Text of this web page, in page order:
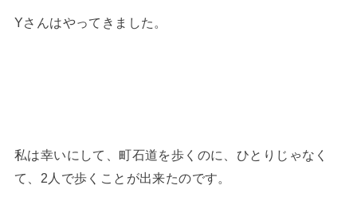
Yさんはやってきました。
私は幸いにして、町石道を歩くのに、ひとりじゃなく
て、2人で歩くことが出来たのです。